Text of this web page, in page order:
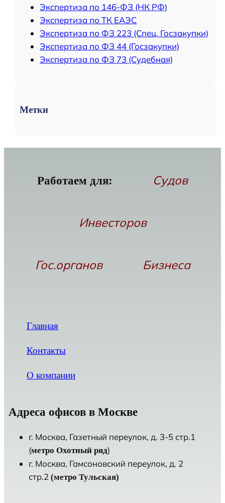
Экспертиза по 146-ФЗ (НК РФ)
Экспертиза по ТК ЕАЭС
Экспертиза по ФЗ 223 (Спец. Госзакупки)
Экспертиза по ФЗ 44 (Госзакупки)
Экспертиза по ФЗ 73 (Судебная)
Метки
Работаем для: Судов
Инвесторов
Гос.органов Бизнеса
Главная
Контакты
О компании
Адреса офисов в Москве
г. Москва, Газетный переулок, д. 3-5 стр.1
(метро Охотный ряд)
г. Москва, Гамсоновский переулок, д. 2
стр.2 (метро Тульская)